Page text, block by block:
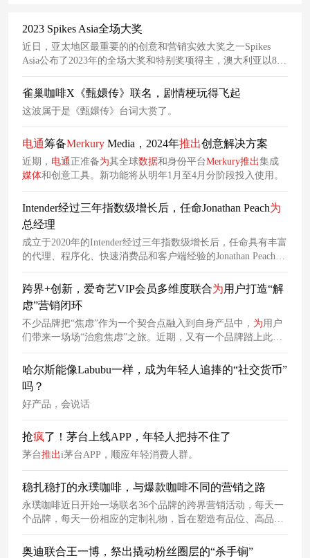
2023 Spikes Asia全场大奖
近日，亚太地区最重要的的创意和营销实效大奖之一Spikes
Asia公布了2023年的全场大奖和特别奖项得主，澳大利亚以8个
的绝对优势获得第一其次为新西兰和韩国，分别获得了4个。
雀巢咖啡X《甄嬛传》联名，剧情梗玩得飞起
这波属于是《甄嬛传》台词大赏了。
电通筹备Merkury Media，2024年推出创意解决方案
近期， 电通 正准备为其全球数据和身份平台Merkury推出集成
媒体和创意工具。新功能将从明年1月至4月分阶段投入使用。
Intender经过三年指数级增长后，任命Jonathan Peach为
总经理
成立于2020年的Intender经过三年指数级增长后，任命具有丰富
的代理、程序化、快速消费品和客户端经验的Jonathan Peach为
总经理。
跨界+创新，爱奇艺VIP会员多维度联合为用户打造“解
虑”营销闭环
不少品牌把“焦虑”作为一个契合点融入到自身产品中， 为用户
们带来一场场“治愈焦虑”之旅。近期，又有一个品牌踏上此
路，它就是人人都熟知的爱奇艺VIP会员。
哈尔斯能像Labubu一样，成为年轻人追捧的“社交货币”
吗？
好产品，会说话
抢疯了！茅台上线APP，年轻人把持不住了
茅台推出i茅台APP，顺应年轻消费人群。
稳扎稳打的永璞咖啡，与爆款咖啡不同的营销之路
永璞咖啡近日开始一场联名36个品牌的跨界营销活动，每天一
个品牌，每天一份相应的定制礼物，旨在塑造有品位、高品质
的品牌形象，加快品牌发展之势。
奥迪联合王一博，祭出撬动粉丝圈层的“杀手锏”